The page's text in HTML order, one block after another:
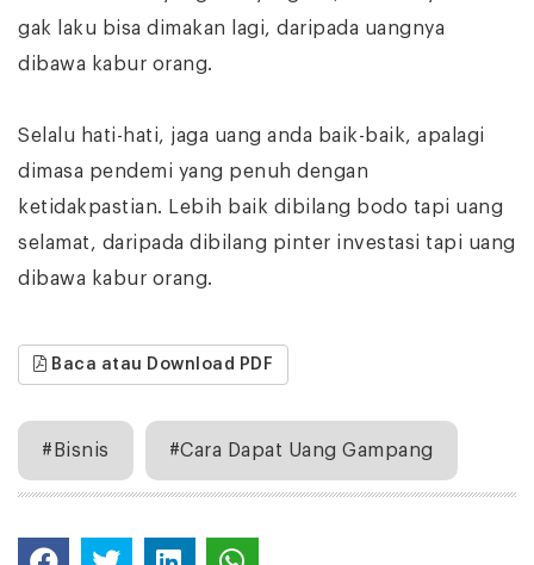
gak laku bisa dimakan lagi, daripada uangnya
dibawa kabur orang.
Selalu hati-hati, jaga uang anda baik-baik, apalagi
dimasa pendemi yang penuh dengan
ketidakpastian. Lebih baik dibilang bodo tapi uang
selamat, daripada dibilang pinter investasi tapi uang
dibawa kabur orang.
Baca atau Download PDF
#Bisnis #Cara Dapat Uang Gampang